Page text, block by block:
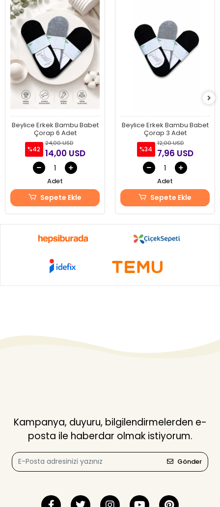
Beylice Erkek Bambu Babet
Çorap 6 Adet
%42
24,00 USD
14,00 USD
Adet
Sepete Ekle
Beylice Erkek Bambu Babet
Çorap 3 Adet
%34
12,00 USD
7,96 USD
Adet
Sepete Ekle
Kampanya, duyuru, bilgilendirmelerden e-
posta ile haberdar olmak istiyorum.
Gönder